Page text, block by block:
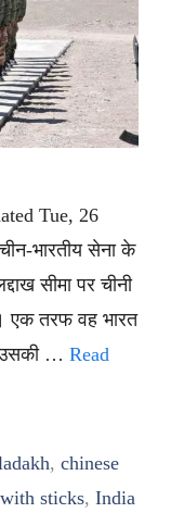
Tue, 26
भारतीय सेना के
सीमा पर चीनी
एक तरफ वह भारत
उसकी … Read
, chinese
sticks, India